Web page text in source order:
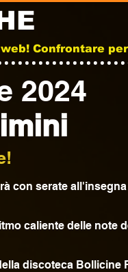
Confrontare
2024
con serate
caliente delle note
discoteca Bollicine